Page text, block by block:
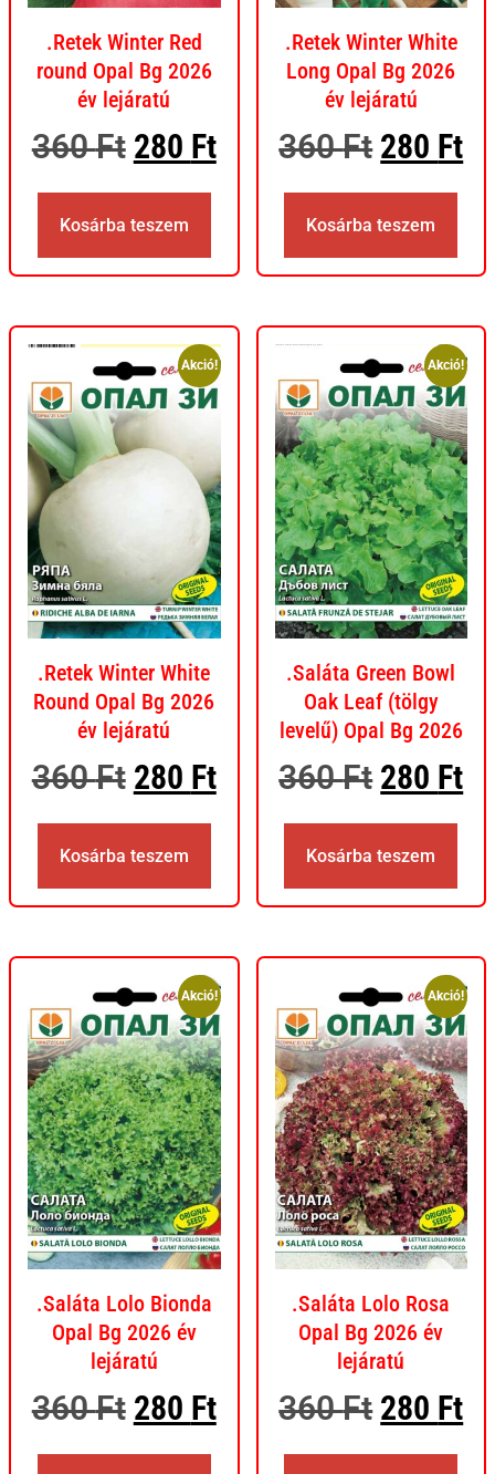
.Retek Winter Red
round Opal Bg 2026
év lejáratú
360Ft 280 Ft
Kosárba teszem
.Retek Winter White
Long Opal Bg 2026
év lejáratú
360Ft 280 Ft
Kosárba teszem
Akció!
.Retek Winter White
Round Opal Bg 2026
év lejáratú
360Ft 280 Ft
Kosárba teszem
Akció!
.Saláta Green Bowl
Oak Leaf (tölgy
levelű) Opal Bg 2026
360Ft 280 Ft
Kosárba teszem
Akció!
.Saláta Lolo Bionda
Opal Bg 2026 év
lejáratú
360Ft 280 Ft
Akció!
.Saláta Lolo Rosa
Opal Bg 2026 év
lejáratú
360Ft 280 Ft